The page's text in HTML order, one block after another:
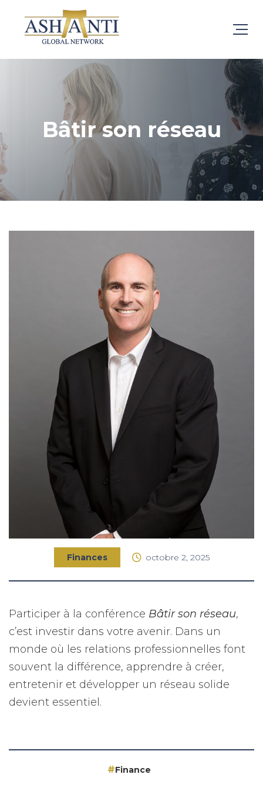
Bâtir son réseau
Finances octobre 2, 2025
Participer à la conférence Bâtir son réseau,
c’est investir dans votre avenir. Dans un
monde où les relations professionnelles font
souvent la différence, apprendre à créer,
entretenir et développer un réseau solide
devient essentiel.
Finance